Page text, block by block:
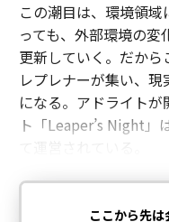
この潮目は、環境領
っても、外部環境の
更新していく。だか
レプレナーが集い、
になる。アドライト
ト「Leaper’s Night」